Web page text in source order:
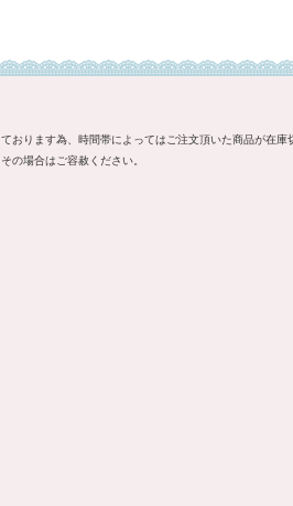
おります為、時間帯によってはご注文頂いた商品が在庫
の場合はご容赦ください。